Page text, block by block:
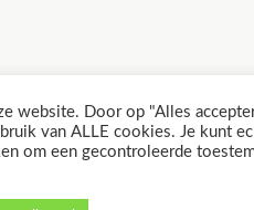
website. Door op "Alles
van ALLE cookies. Je kunt
om een ​​gecontroleerde